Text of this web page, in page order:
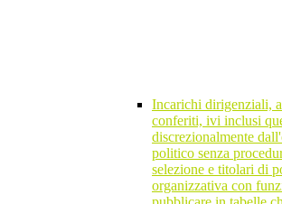
Incarichi dirigenziali,
conferiti, ivi inclusi
discrezionalmente
politico senza
selezione e titolari di
organizzativa con